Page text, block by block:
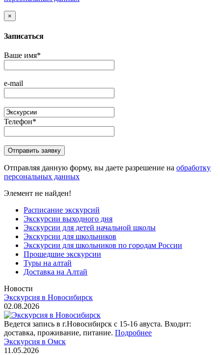
×
Записаться
Ваше имя*
e-mail
Телефон*
Отправляя данную форму, вы даете разрешение на обработку
персональных данных
Элемент не найден!
Расписание экскурсий
Экскурсии выходного дня
Экскурсии для детей начальной школы
Экскурсии для школьников
Экскурсии для школьников по городам России
Прошедшие экскурсии
Туры на алтай
Доставка на Алтай
Новости
Экскурсия в Новосибирск
02.08.2026
Ведется запись в г.Новосибирск с 15-16 авуста. Входит:
доставка, проживание, питание. Подробнее
Экскурсия в Омск
11.05.2026